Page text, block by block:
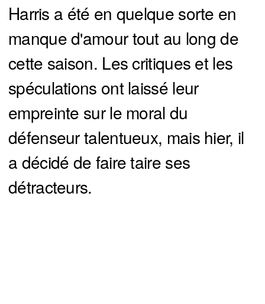
Harris a été en quelque sorte en
manque d'amour tout au long de
cette saison. Les critiques et les
spéculations ont laissé leur
empreinte sur le moral du
défenseur talentueux, mais hier, il
a décidé de faire taire ses
détracteurs.